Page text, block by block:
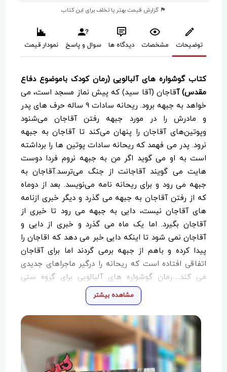
گزارش قیمت بهتر یا تخلف برای این کتاب
توضیحات مشخصات دیدگاه ها سوال و پاسخ نمودار قیمت
کتاب گوشواره های آلبالویی (رمان کودک باموضوع دفاع
مقدس) آقاجان (آقا سید) که پیش نماز مسجد است، می
خواهد به جبهه برود. ریحانه سادات 9 ساله حرف های پدر
و مادرش را در مورد جبهه رفتن آقاجان می‌شنود
وپوتین‌های آقاجان را پنهان می‌کند تا آقاجان به جبهه
نرود. پدر می فهمد که ریحانه سادات پوتین ها را برداشته
است به او می گوید اگر من به جبهه نروم فردا دوست
هایت می گویند آقاجانت از جنگ می‌ترسد.آقاجان به
جبهه می رود و برای ریحانه نامه می‌نویسد. بعد از دوماه
که از رفتن آقاجان به جبهه می گذرد و دیگر خبری ازنامه
های آقاجان نیست، دایی به جبهه می رود تا خبری از
آقاجان بگیرد. اما یک ماه می گذرد و خبری از دایی و
آقاجان نمی شود تا اینکه دایی خبر می دهد که اقاجان را
پیدا کرده و باهم از جبهه برمی گردند اما برای آقاجان
اتفاقی افتاده است که ریحانه را درگیر ماجراهای جدیدی
می کند…رمان گوشواره های آلبالویی برای گروه سنی
دبستان با موضوع دفاع مقدس و خانواده های جانبازان
نوشته شده است.در این رمان مخاطب کودک و نوجوان با
حال و هوای سال‌های جنگ و خانواده هایی که پشت
جبهه فعالیت می کردند آشنا می شود.
مشاهده بیشتر